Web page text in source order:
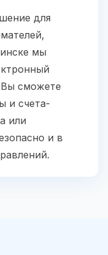
для
мы
Вы сможете
и счета-
или
и в